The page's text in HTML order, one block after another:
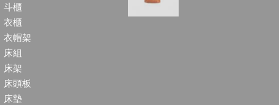
斗櫃
衣櫃
衣帽架
床組
床架
床頭板
床墊